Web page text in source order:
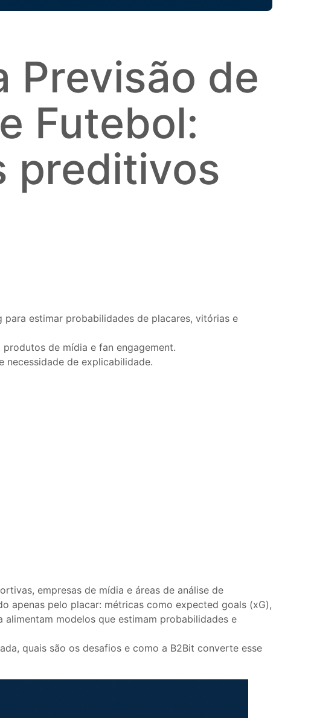
Previsão de
Futebol:
preditivos
estimar probabilidades de placares, vitórias e
de mídia e fan engagement.
de explicabilidade.
empresas de mídia e áreas de análise de
apenas pelo placar: métricas como expected goals (xG),
modelos que estimam probabilidades e
quais são os desafios e como a B2Bit converte esse